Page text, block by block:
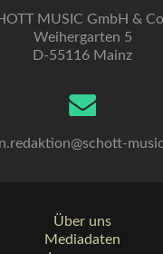
MUSIC GmbH &
Weihergarten 5
D-55116 Mainz
Über uns
Mediadaten